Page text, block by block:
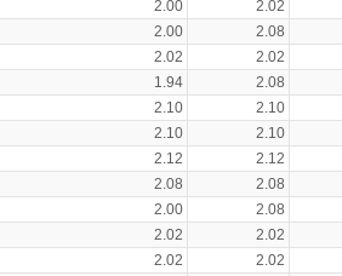
2.00 2.02
2.00 2.08
2.02 2.02
1.94 2.08
2.10 2.10
2.10 2.10
2.12 2.12
2.08 2.08
2.00 2.08
2.02 2.02
2.02 2.02